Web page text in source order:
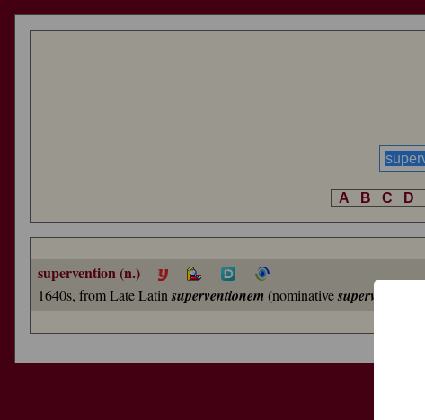
A B C D
supervention (n.)
1640s, from Late Latin superventionem (nominativesuperventio